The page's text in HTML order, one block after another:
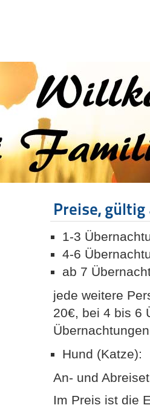
Preise, gültig
1-3
4-6
ab 7
jede weitere
20€, bei 4 bis 6
Hund
An- und
Im Preis ist die